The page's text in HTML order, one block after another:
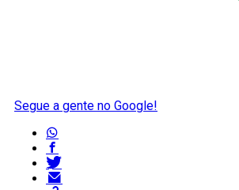
Segue a gente no Google!